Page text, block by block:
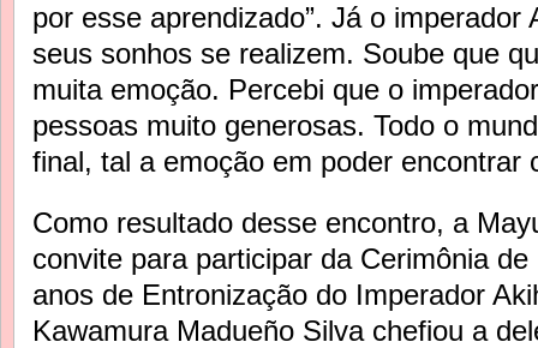
por esse aprendizado”. Já o imperador
seus sonhos se realizem. Soube que
muita emoção. Percebi que o
pessoas muito generosas. Todo o
final, tal a emoção em poder encontrar
Como resultado desse encontro, a
convite para participar da Cerimônia
anos de Entronização do Imperador
Kawamura Madueño Silva chefiou a